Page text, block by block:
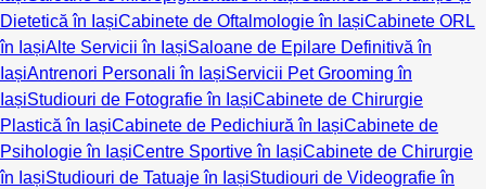
Dietetică în IașiCabinete de Oftalmologie în IașiCabinete ORL
în IașiAlte Servicii în IașiSaloane de Epilare Definitivă în
IașiAntrenori Personali în IașiServicii Pet Grooming în
IașiStudiouri de Fotografie în IașiCabinete de Chirurgie
Plastică în IașiCabinete de Pedichiură în IașiCabinete de
Psihologie în IașiCentre Sportive în IașiCabinete de Chirurgie
în IașiStudiouri de Tatuaje în IașiStudiouri de Videografie în